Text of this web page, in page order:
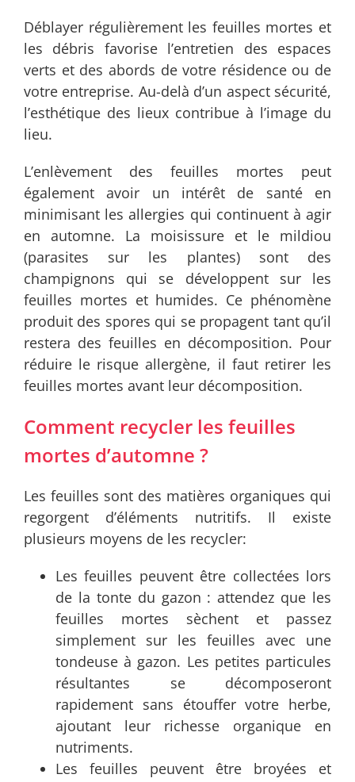
Déblayer régulièrement les feuilles mortes et
les débris favorise l’entretien des espaces
verts et des abords de votre résidence ou de
votre entreprise. Au-delà d’un aspect sécurité,
l’esthétique des lieux contribue à l’image du
lieu.
L’enlèvement des feuilles mortes peut
également avoir un intérêt de santé en
minimisant les allergies qui continuent à agir
en automne. La moisissure et le mildiou
(parasites sur les plantes) sont des
champignons qui se développent sur les
feuilles mortes et humides. Ce phénomène
produit des spores qui se propagent tant qu’il
restera des feuilles en décomposition. Pour
réduire le risque allergène, il faut retirer les
feuilles mortes avant leur décomposition.
Comment recycler les feuilles
mortes d’automne ?
Les feuilles sont des matières organiques qui
regorgent d’éléments nutritifs. Il existe
plusieurs moyens de les recycler:
Les feuilles peuvent être collectées lors
de la tonte du gazon : attendez que les
feuilles mortes sèchent et passez
simplement sur les feuilles avec une
tondeuse à gazon. Les petites particules
résultantes se décomposeront
rapidement sans étouffer votre herbe,
ajoutant leur richesse organique en
nutriments.
Les feuilles peuvent être broyées et